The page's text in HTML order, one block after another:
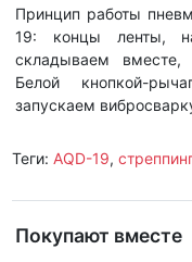
Принцип работы
19: концы ленты,
складываем вместе,
Белой кнопкой-
запускаем
Теги: AQD-19,
Покупают вместе